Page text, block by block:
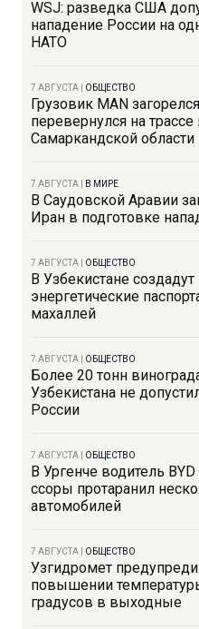
WSJ: разведка США
нападение России на
НАТО
7 АВГУСТА ОБЩЕСТВО
Грузовик MAN
перевернулся на трассе
Самаркандской области
7 АВГУСТА В МИРЕ
В Саудовской Аравии
Иран в подготовке
7 АВГУСТА ОБЩЕСТВО
В Узбекистане создадут
энергетические
махаллей
7 АВГУСТА ОБЩЕСТВО
Более 20 тонн
Узбекистана не
России
7 АВГУСТА ОБЩЕСТВО
В Ургенче водитель
ссоры протаранил
автомобилей
7 АВГУСТА ОБЩЕСТВО
Узгидромет
повышении
градусов в выходные